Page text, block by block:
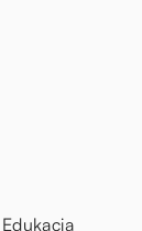
Edukacja